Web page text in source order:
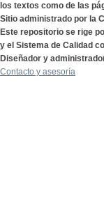
los textos como de las
Sitio administrado por la
Este repositorio se rige
y el Sistema de Calidad
Diseñador y
Contacto y asesoría